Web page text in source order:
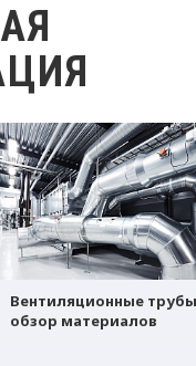
Вентиляционные
обзор материалов